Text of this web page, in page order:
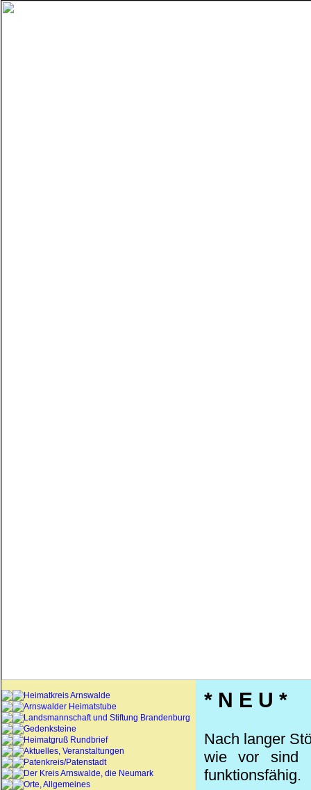
Heimatkreis Arnswalde
Arnswalder Heimatstube
Landsmannschaft und Stiftung Brandenburg
Gedenksteine
Heimatgruß Rundbrief
Aktuelles, Veranstaltungen
Patenkreis/Patenstadt
Der Kreis Arnswalde, die Neumark
Orte, Allgemeines
* N E U *
Nach langer
wie vor sind
funktionsfähig.